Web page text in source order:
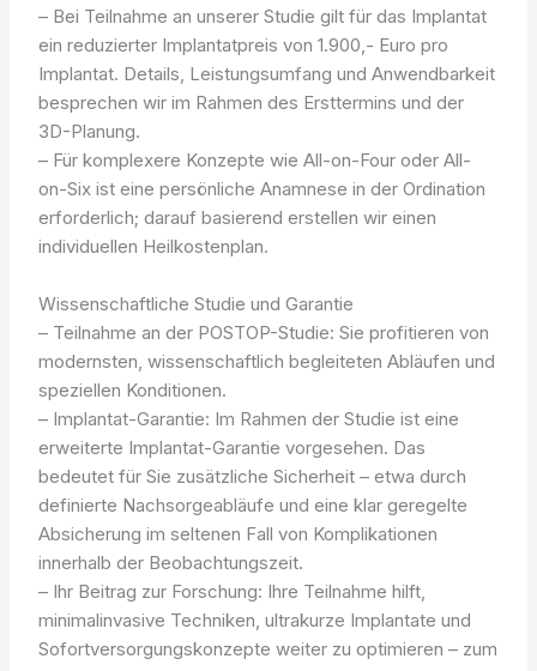
– Bei Teilnahme an unserer Studie gilt für das Implantat
ein reduzierter Implantatpreis von 1.900,- Euro pro
Implantat. Details, Leistungsumfang und Anwendbarkeit
besprechen wir im Rahmen des Ersttermins und der
3D-Planung.
– Für komplexere Konzepte wie All-on-Four oder All-
on-Six ist eine persönliche Anamnese in der Ordination
erforderlich; darauf basierend erstellen wir einen
individuellen Heilkostenplan.
Wissenschaftliche Studie und Garantie
– Teilnahme an der POSTOP-Studie: Sie profitieren von
modernsten, wissenschaftlich begleiteten Abläufen und
speziellen Konditionen.
– Implantat-Garantie: Im Rahmen der Studie ist eine
erweiterte Implantat-Garantie vorgesehen. Das
bedeutet für Sie zusätzliche Sicherheit – etwa durch
definierte Nachsorgeabläufe und eine klar geregelte
Absicherung im seltenen Fall von Komplikationen
innerhalb der Beobachtungszeit.
– Ihr Beitrag zur Forschung: Ihre Teilnahme hilft,
minimalinvasive Techniken, ultrakurze Implantate und
Sofortversorgungskonzepte weiter zu optimieren – zum